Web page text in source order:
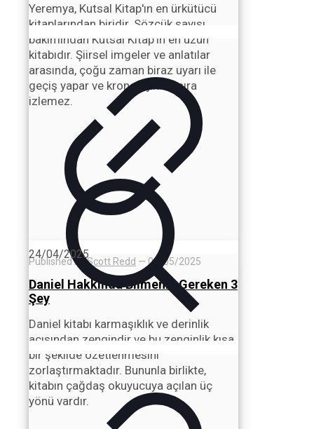
Yeremya, Kutsal Kitap'ın en ürkütücü
kitaplarından biridir. Sözcük sayısı
bakımından Kutsal Kitap'ın en uzun
kitabıdır. Şiirsel imgeler ve anlatılar
arasında, çoğu zaman biraz uyarı ile
geçiş yapar ve kronolojik bir sıra
izlemez.
Published byScott Redd — 01/05/2025
Daniel Hakkında Bilmeniz Gereken 3
Şey
Daniel kitabı karmaşıklık ve derinlik
açısından zengindir ve bu zenginlik kısa
bir şekilde özetlenmesini
zorlaştırmaktadır. Bununla birlikte,
kitabın çağdaş okuyucuya açılan üç
yönü vardır.
24/04/2025